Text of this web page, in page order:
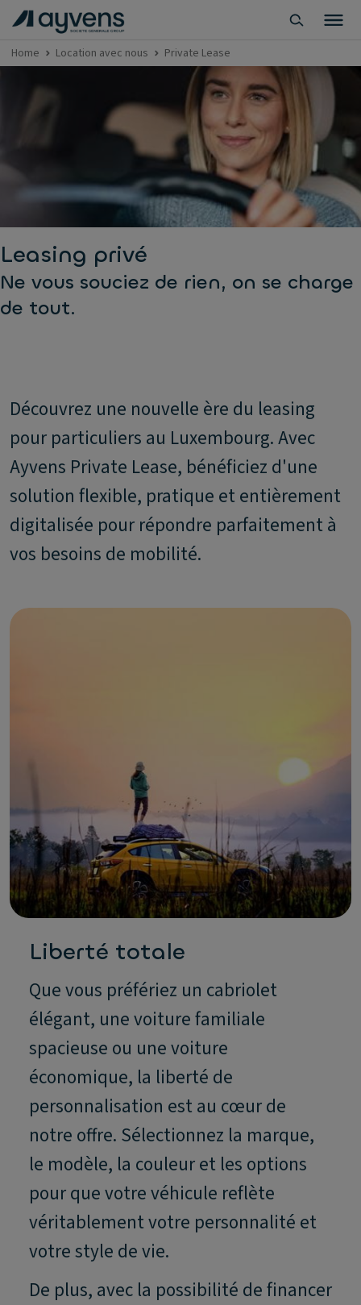
Home Location avec nous Private Lease
Leasing privé
Ne vous souciez de rien, on se charge
de tout.
Découvrez une nouvelle ère du leasing
pour particuliers au Luxembourg. Avec
Ayvens Private Lease, bénéficiez d'une
solution flexible, pratique et entièrement
digitalisée pour répondre parfaitement à
vos besoins de mobilité.
Liberté totale
Que vous préfériez un cabriolet
élégant, une voiture familiale
spacieuse ou une voiture
économique, la liberté de
personnalisation est au cœur de
notre offre. Sélectionnez la marque,
le modèle, la couleur et les options
pour que votre véhicule reflète
véritablement votre personnalité et
votre style de vie.
De plus, avec la possibilité de financer